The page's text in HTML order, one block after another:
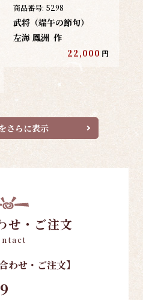
商品番号: 5298
武将（端午の節句）
左海 鳳洲 作
22,000 円
さらに表示
せ・ご注文
わせ・ご注文】